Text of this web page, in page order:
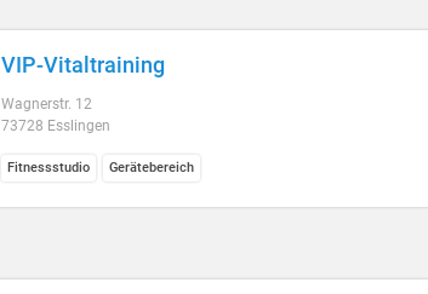
VIP-Vitaltraining
Wagnerstr. 12
73728 Esslingen
Fitnessstudio Gerätebereich